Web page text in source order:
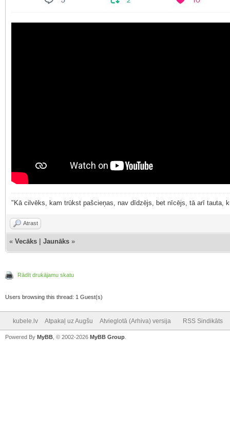
"Kā cilvēks, kam trūkst pašcieņas, nav dīdzējs, bet nīcējs, tā arī tauta,
Atrast
« Vecāks Jaunāks »
Rādīt drukājamu skatu
Users browsing this thread: 1 Guest(s)
kubele.lv Atpakaļ uz Augšu Atvieglotā (Arhiva) versija RSS Sindikāts
Powered By MyBB , © 2002-2026 MyBB Group